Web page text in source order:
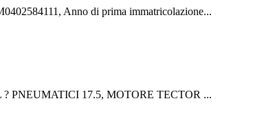
Anno di prima immatricolazione...
PNEUMATICI 17.5, MOTORE TECTOR ...